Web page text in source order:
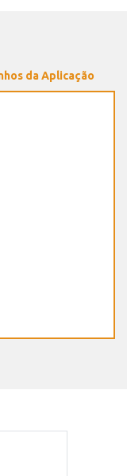
da Aplicação